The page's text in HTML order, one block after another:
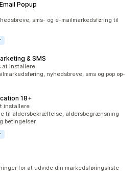
Popup
sms- og e-mailmarkedsføring til
& SMS
at installere
nyhedsbreve, sms og pop op-
18+
installere
til aldersbekræftelse, aldersbegrænsning
betingelser
for at udvide din markedsføringsliste